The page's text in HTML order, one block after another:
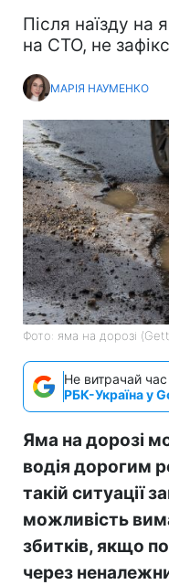
Після наїзду на
на СТО, не
МАРІЯ НАУМЕНКО
Фото: яма на дорозі
Не витрачай
РБК-Україна у
Яма на дорозі
водія дорогим
такій ситуації
можливість
збитків, якщо
через